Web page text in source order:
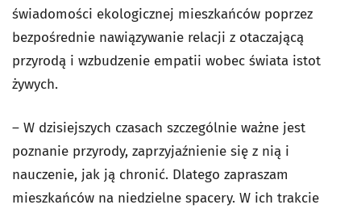
świadomości ekologicznej mieszkańców poprzez
bezpośrednie nawiązywanie relacji z otaczającą
przyrodą i wzbudzenie empatii wobec świata istot
żywych.
– W dzisiejszych czasach szczególnie ważne jest
poznanie przyrody, zaprzyjaźnienie się z nią i
nauczenie, jak ją chronić. Dlatego zapraszam
mieszkańców na niedzielne spacery. W ich trakcie